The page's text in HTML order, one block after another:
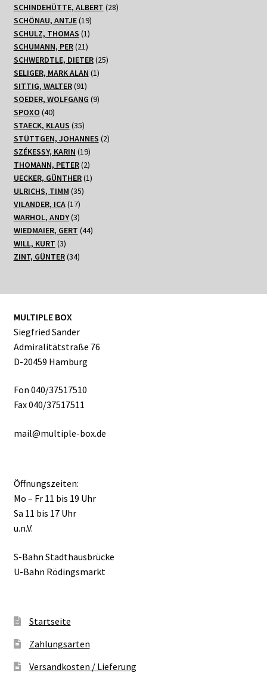
Produkte
SCHINDEHÜTTE, ALBERT 2828
SCHÖNAU, ANTJE 1919
Produkte
SCHULZ, THOMAS 11
Produkt
SCHUMANN, PER 2121
Produkte
SCHWERDTLE, DIETER 2525
SELIGER, MARK ALAN 11
SITTIG, WALTER 9191
Produkte
SOEDER, WOLFGANG 99
SPOXO 4040
Produkte
STAECK, KLAUS 3535
Produkte
STÜTTGEN, JOHANNES 22
SZÉKESSY, KARIN 1919
Produkte
THOMANN, PETER 22
Produkte
UECKER, GÜNTHER 11
ULRICHS, TIMM 3535
VILANDER, ICA 1717
Produkte
WARHOL, ANDY 33
Produkte
WIEDMAIER, GERT 4444
WILL, KURT 33
Produkte
ZINT, GÜNTER 3434
MULTIPLE BOX
Siegfried Sander
Admiralitätstraße 76
D-20459 Hamburg
Fon 040/37517510
Fax 040/37517511
mail@multiple-box.de
Öffnungszeiten:
Mo – Fr 11 bis 19 Uhr
Sa 11 bis 17 Uhr
u.n.V.
S-Bahn Stadthausbrücke
U-Bahn Rödingsmarkt
Startseite
Zahlungsarten
Versandkosten / Lieferung